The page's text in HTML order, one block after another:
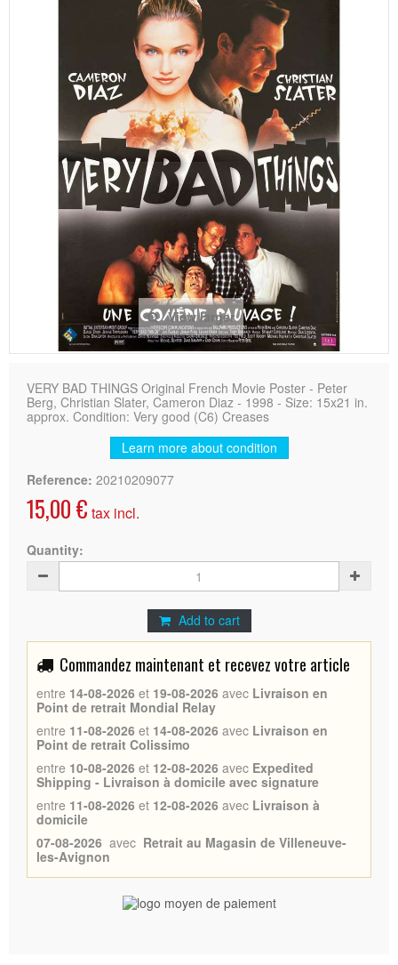
View larger
VERY BAD THINGS Original French Movie Poster - Peter
Berg, Christian Slater, Cameron Diaz - 1998 - Size: 15x21 in.
approx. Condition: Very good (C6) Creases
Learn more about condition
Reference: 20210209077
15,00 € tax incl.
Quantity:
Add to cart
Commandez maintenant et recevez votre article
entre 14-08-2026 et 19-08-2026 avec Livraison en
Point de retrait Mondial Relay
entre 11-08-2026 et 14-08-2026 avec Livraison en
Point de retrait Colissimo
entre 10-08-2026 et 12-08-2026 avec Expedited
Shipping - Livraison à domicile avec signature
entre 11-08-2026 et 12-08-2026 avec Livraison à
domicile
07-08-2026 avec Retrait au Magasin de Villeneuve-
les-Avignon